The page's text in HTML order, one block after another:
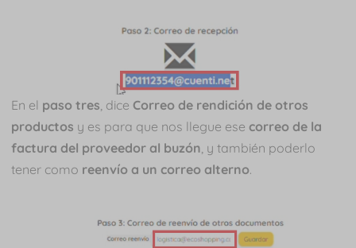
En el paso tres , dice Correo de rendición de otros
productos y es para que nos llegue ese correo de la
factura del proveedor al buzón , y también poderlo
tener como reenvío a un correo alterno.